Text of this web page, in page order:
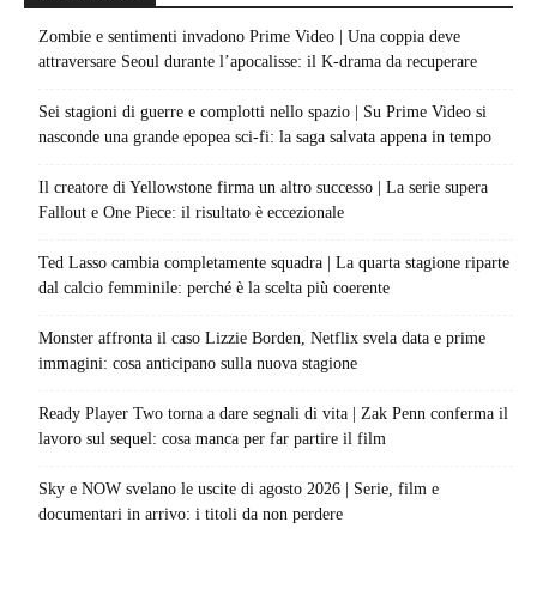
Zombie e sentimenti invadono Prime Video | Una coppia deve
attraversare Seoul durante l’apocalisse: il K-drama da recuperare
Sei stagioni di guerre e complotti nello spazio | Su Prime Video si
nasconde una grande epopea sci-fi: la saga salvata appena in tempo
Il creatore di Yellowstone firma un altro successo | La serie supera
Fallout e One Piece: il risultato è eccezionale
Ted Lasso cambia completamente squadra | La quarta stagione riparte
dal calcio femminile: perché è la scelta più coerente
Monster affronta il caso Lizzie Borden, Netflix svela data e prime
immagini: cosa anticipano sulla nuova stagione
Ready Player Two torna a dare segnali di vita | Zak Penn conferma il
lavoro sul sequel: cosa manca per far partire il film
Sky e NOW svelano le uscite di agosto 2026 | Serie, film e
documentari in arrivo: i titoli da non perdere